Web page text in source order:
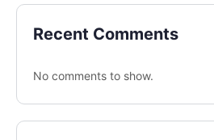
Recent Comments
No comments to show.